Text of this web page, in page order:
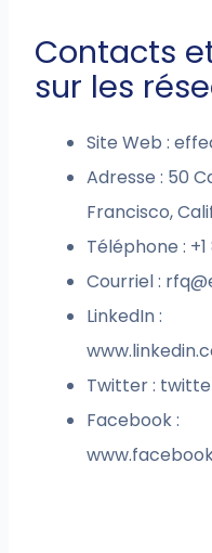
Contacts
sur les
Site Web :
Adresse : 50
Francisco,
Téléphone :
Courriel :
LinkedIn :
Twitter :
Facebook :